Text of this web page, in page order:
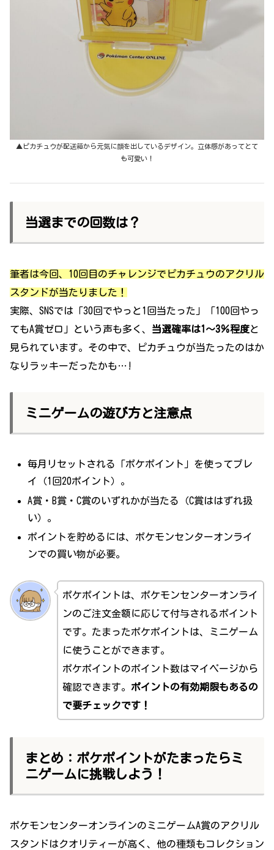
▲ピカチュウが配送箱から元気に顔を出しているデザイン。立体感があってとて
も可愛い！
当選までの回数は？
筆者は今回、10回目のチャレンジでピカチュウのアクリル
スタンドが当たりました！
実際、SNSでは「30回でやっと1回当たった」「100回やっ
てもA賞ゼロ」という声も多く、 当選確率は1～3％程度と
見られています。その中で、ピカチュウが当たったのはか
なりラッキーだったかも…!
ミニゲームの遊び方と注意点
毎月リセットされる「ポケポイント」を使ってプレ
イ（1回20ポイント）。
A賞・B賞・C賞のいずれかが当たる（C賞ははずれ扱
い）。
ポイントを貯めるには、ポケモンセンターオンライ
ンでの買い物が必要。
ポケポイントは、ポケモンセンターオンライ
ンのご注文金額に応じて付与されるポイント
です。たまったポケポイントは、ミニゲーム
に使うことができます。
ポケポイントのポイント数はマイページから
確認できます。 ポイントの有効期限もあるの
で要チェックです！
まとめ：ポケポイントがたまったらミ
ニゲームに挑戦しよう！
ポケモンセンターオンラインのミニゲームA賞のアクリル
スタンドはクオリティーが高く、他の種類もコレクション